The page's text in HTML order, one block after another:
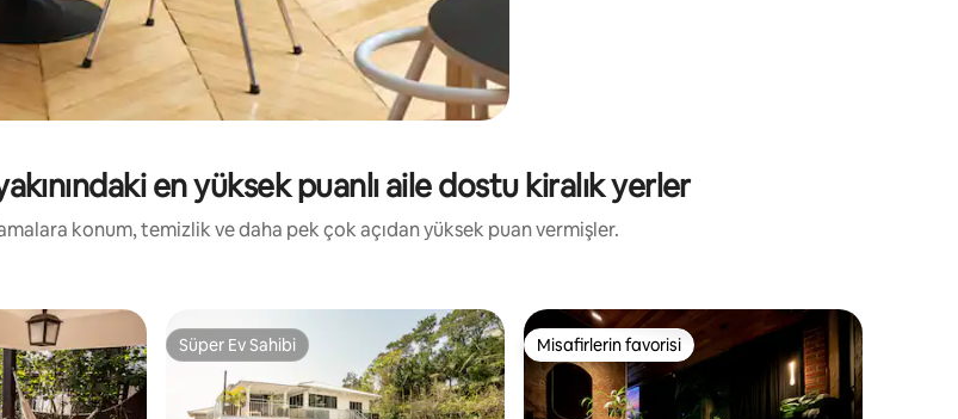
en yüksek puanlı aile dostu kiralık yerler
konum, temizlik ve daha pek çok açıdan yüksek puan vermişler.
Süper Ev Sahibi
Süper Ev Sahibi Misafirlerin favorisi
Misafirlerin favorisi